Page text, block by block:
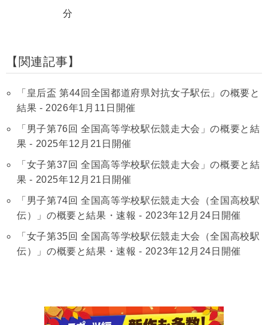
分
関連記事
「皇后盃 第44回全国都道府県対抗女子駅伝」の概要と
結果 - 2026年1月11日開催
「男子第76回 全国高等学校駅伝競走大会」の概要と結
果 - 2025年12月21日開催
「女子第37回 全国高等学校駅伝競走大会」の概要と結
果 - 2025年12月21日開催
「男子第74回 全国高等学校駅伝競走大会（全国高校駅
伝）」の概要と結果・速報 - 2023年12月24日開催
「女子第35回 全国高等学校駅伝競走大会（全国高校駅
伝）」の概要と結果・速報 - 2023年12月24日開催